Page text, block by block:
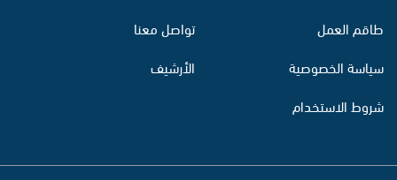
طاقم العمل
سياسة الخصوصية
شروط الاستخدام
تواصل معنا
الأرشيف